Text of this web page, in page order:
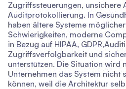
Zugriffssteuerungen, unsichere
Auditprotokollierung. In
haben ältere Systeme
Schwierigkeiten, moderne
in Bezug auf HIPAA,
Zugriffsverfolgbarkeit und
unterstützen. Die Situation wird
Unternehmen das System nicht
können, weil die Architektur